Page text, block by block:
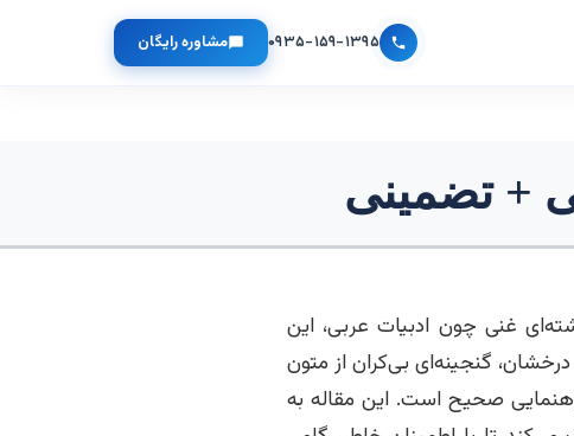
۰۹۳۵-۱۵۹-۱۳۹۵ مشاوره رایگان
+ تضمینی
غنی چون ادبیات عربی، این
گنجینه‌ای بی‌کران از متون
صحیح است. این مقاله به